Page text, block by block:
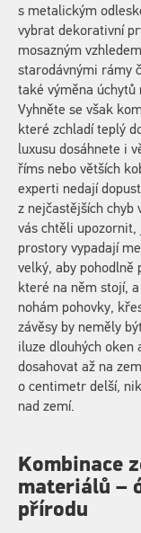
s metalickým
vybrat dekorativní
mosazným
starodávnými rámy
také výměna úchytů
Vyhněte se však
které zchladí teplý
luxusu dosáhnete i
říms nebo větších
experti nedají
z nejčastějších chyb
vás chtěli
prostory vypadají
velký, aby pohodlně
které na něm stojí,
nohám pohovky,
závěsy by neměly
iluze dlouhých oken
dosahovat až na
o centimetr delší,
nad zemí.
Kombinace
materiálů –
přírodu